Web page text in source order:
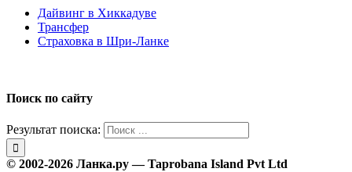
Дайвинг в Хиккадуве
Трансфер
Страховка в Шри-Ланке
Поиск по сайту
Результат поиска:
© 2002-2026 Ланка.ру — Taprobana Island Pvt Ltd